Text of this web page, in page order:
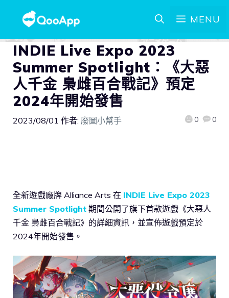
MENU
INDIE Live Expo 2023
Summer Spotlight：《大惡
人千金 梟雌百合戰記》預定
2024年開始發售
2023/08/01 作者: 廢圖小幫手 0 0
全新遊戲廠牌 Alliance Arts 在 INDIE Live Expo 2023
Summer Spotlight 期間公開了旗下首款遊戲《大惡人
千金 梟雌百合戰記》的詳細資訊，並宣佈遊戲預定於
2024年開始發售。